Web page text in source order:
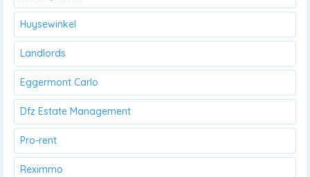
Huysewinkel
Landlords
Eggermont Carlo
Dfz Estate Management
Pro-rent
Reximmo